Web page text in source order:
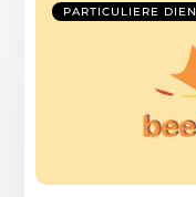
PARTICULIERE